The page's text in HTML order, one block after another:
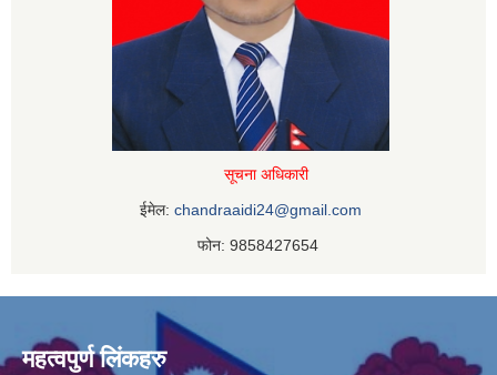
सूचना अधिकारी
ईमेल: chandraaidi24@gmail.com
फोन: 9858427654
महत्वपुर्ण लिंकहरु